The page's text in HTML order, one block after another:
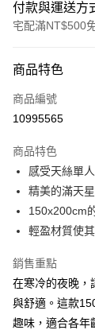
付款與運送方
宅配滿NT$500
信用卡一次付款
LINE Pay
街口支付
悠遊付
ATM付款
運送方式
宅配
每筆NT$80，
商品特色
商品編號
10995565
商品特色
感受天絲單
精美的滿天
150x200cm
輕盈材質使
銷售重點
在寒冷的夜晚，
與舒適。這款
趣味，適合各年